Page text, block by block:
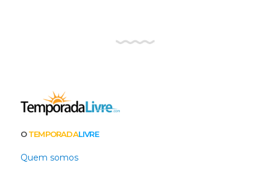
OTEMPORADALIVRE
Quem somos